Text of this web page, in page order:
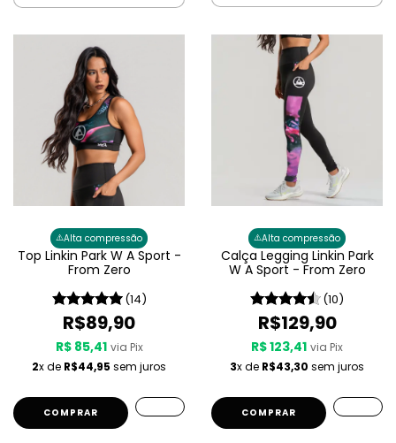
⚠️Alta compressão
Top Linkin Park W A Sport -
From Zero
(14)
R$89,90
R$ 85,41 via Pix
2x de R$44,95 sem juros
COMPRAR
⚠️Alta compressão
Calça Legging Linkin Park
W A Sport - From Zero
(10)
R$129,90
R$ 123,41 via Pix
3x de R$43,30 sem juros
COMPRAR